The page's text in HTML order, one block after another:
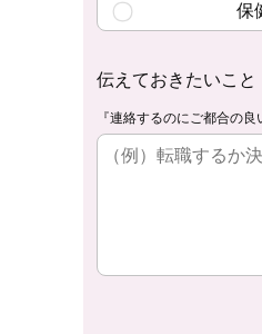
保
伝えておきたいこと
『連絡するのにご都合の